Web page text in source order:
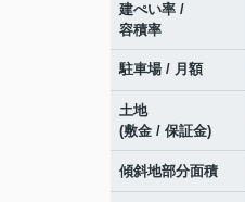
建ぺい率 /
容積率
駐車場 / 月額
土地
(敷金 / 保証金)
傾斜地部分面積